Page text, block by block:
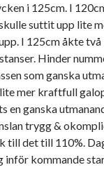
i 125cm. I
suttit upp lite
I 125cm åkte
Hinder
som ganska
mer kraftfull
en ganska
trygg &
till det till 110%.
inför kommande